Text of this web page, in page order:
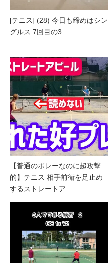
[テニス] (28) 今日も締めはシン
グルス 7回目の3
【普通のボレーなのに超攻撃
的】テニス 相手前衛を足止め
するストレートア…